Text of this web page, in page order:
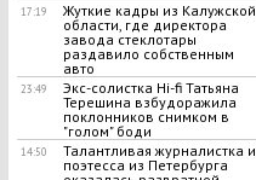
17:19
Жуткие кадры из Калужской
области, где директора
завода стеклотары
раздавило собственным
авто
23:49
Экс-солистка Hi-fi Татьяна
Терешина взбудоражила
поклонников снимком в
"голом" боди
14:50
Талантливая журналистка и
поэтесса из Петербурга